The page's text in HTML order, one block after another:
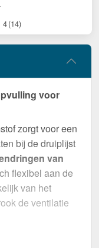
4(14)
voor
zorgt voor een
bij de druiplijst
van
flexibel aan de
van het
de ventilatie